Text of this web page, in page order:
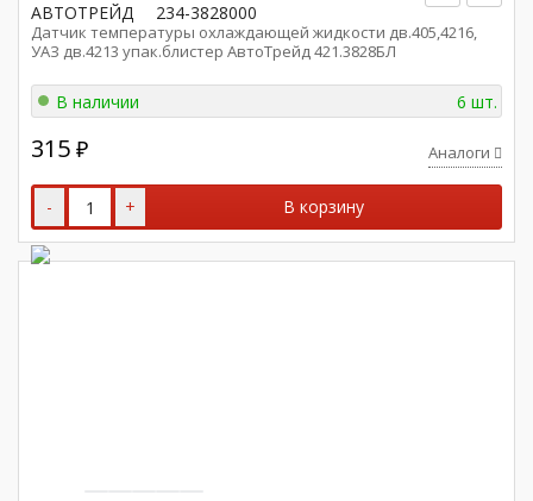
АВТОТРЕЙД 234-3828000
Датчик температуры охлаждающей жидкости дв.405,4216,
УАЗ дв.4213 упак.блистер АвтоТрейд 421.3828БЛ
В наличии 6 шт.
315 ₽ Аналоги
- + В корзину